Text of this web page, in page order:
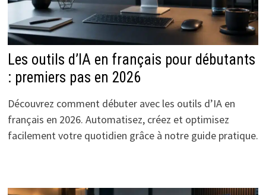
Les outils d’IA en français pour débutants
: premiers pas en 2026
Découvrez comment débuter avec les outils d’IA en
français en 2026. Automatisez, créez et optimisez
facilement votre quotidien grâce à notre guide pratique.